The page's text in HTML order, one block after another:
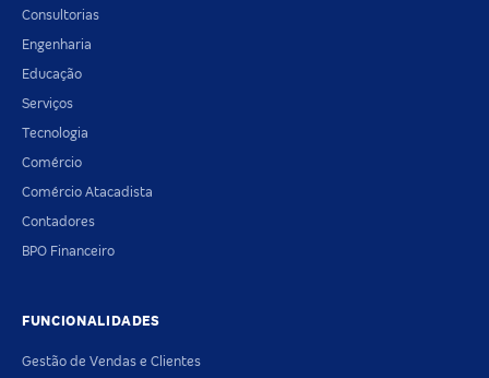
Consultorias
Engenharia
Educação
Serviços
Tecnologia
Comércio
Comércio Atacadista
Contadores
BPO Financeiro
FUNCIONALIDADES
Gestão de Vendas e Clientes